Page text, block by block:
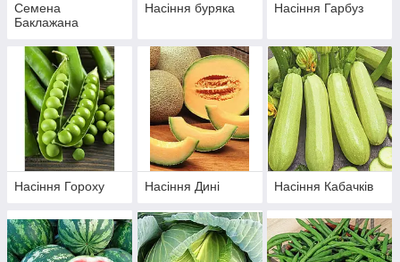
Семена
Баклажана
Насіння буряка Насіння Гарбуз
Насіння Гороху Насіння Дині Насіння Кабачків